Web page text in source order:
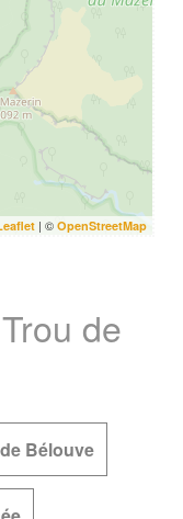
| ©OpenStreetMap
de
Bélouve